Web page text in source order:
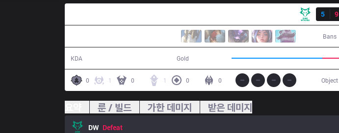
5
9
Bans
KDA Gold
0 1 0 1 0 0 Object
룬 / 빌드 가한 데미지 받은 데미지
DW Defeat